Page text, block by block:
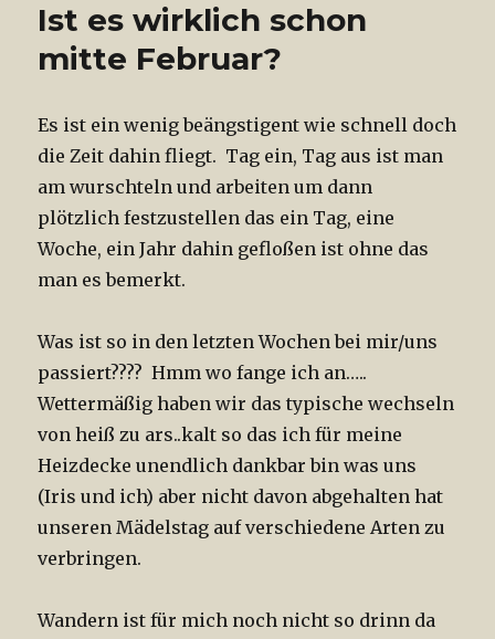
Ist es wirklich schon
mitte Februar?
Es ist ein wenig beängstigent wie schnell doch
die Zeit dahin fliegt. Tag ein, Tag aus ist man
am wurschteln und arbeiten um dann
plötzlich festzustellen das ein Tag, eine
Woche, ein Jahr dahin gefloßen ist ohne das
man es bemerkt.
Was ist so in den letzten Wochen bei mir/uns
passiert???? Hmm wo fange ich an…..
Wettermäßig haben wir das typische wechseln
von heiß zu ars..kalt so das ich für meine
Heizdecke unendlich dankbar bin was uns
(Iris und ich) aber nicht davon abgehalten hat
unseren Mädelstag auf verschiedene Arten zu
verbringen.
Wandern ist für mich noch nicht so drinn da